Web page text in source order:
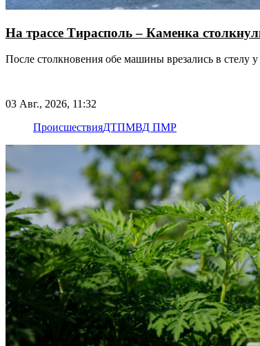
На трассе Тирасполь – Каменка
После столкновения обе машины врезались в стелу
03 Авг., 2026, 11:32
ПроисшествияДТПМВД ПМР